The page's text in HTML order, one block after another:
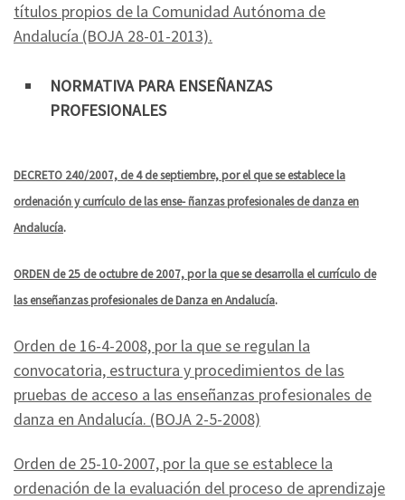
títulos propios de la Comunidad Autónoma de
Andalucía (BOJA 28-01-2013).
NORMATIVA PARA ENSEÑANZAS
PROFESIONALES
DECRETO 240/2007, de 4 de septiembre, por el que se establece la
ordenación y currículo de las ense- ñanzas profesionales de danza en
Andalucía.
ORDEN de 25 de octubre de 2007, por la que se desarrolla el currículo de
las enseñanzas profesionales de Danza en Andalucía.
Orden de 16-4-2008, por la que se regulan la
convocatoria, estructura y procedimientos de las
pruebas de acceso a las enseñanzas profesionales de
danza en Andalucía. (BOJA 2-5-2008)
Orden de 25-10-2007, por la que se establece la
ordenación de la evaluación del proceso de aprendizaje